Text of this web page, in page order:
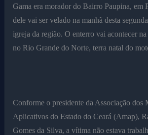
Gama era morador do Bairro Paupina, em
dele vai ser velado na manhã desta
igreja da região. O enterro vai acontecer
no Rio Grande do Norte, terra natal do
Conforme o presidente da Associação dos
Aplicativos do Estado do Ceará (Amap),
Gomes da Silva, a vítima não estava